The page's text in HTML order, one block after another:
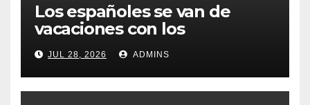
Los españoles se van de
vacaciones con los
carburantes hasta un 21%
más caros que el año pasado
y los hoteles disparados
JUL 28, 2026 ADMINS